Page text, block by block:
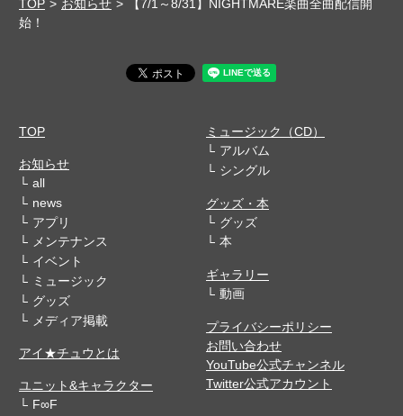
TOP お知らせ
【7/1～8/31】NIGHTMARE楽曲全曲配信開
始！
TOP
お知らせ
all
news
アプリ
メンテナンス
イベント
ミュージック
グッズ
メディア掲載
アイ★チュウとは
ユニット&キャラクター
F∞F
ミュージック（CD）
アルバム
シングル
グッズ・本
グッズ
本
ギャラリー
動画
プライバシーポリシー
お問い合わせ
YouTube公式チャンネル
Twitter公式アカウント